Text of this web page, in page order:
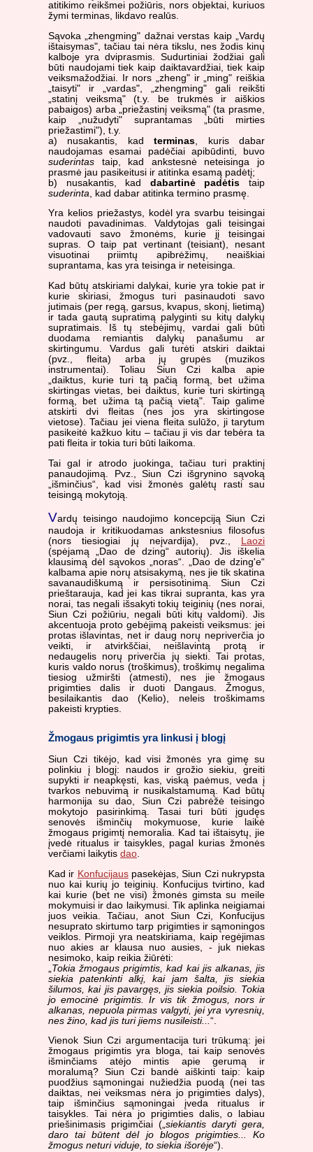
atitikimo reikšmei požiūris, nors objektai, kuriuos
žymi terminas, likdavo realūs.
Sąvoka „zhengming" dažnai verstas kaip „Vardų
ištaisymas", tačiau tai nėra tikslu, nes žodis kinų
kalboje yra dviprasmis. Sudurtiniai žodžiai gali
būti naudojami tiek kaip daiktavardžiai, tiek kaip
veiksmažodžiai. Ir nors „zheng" ir „ming" reiškia
„taisyti" ir „vardas", „zhengming" gali reikšti
„statinį veiksmą" (t.y. be trukmės ir aiškios
pabaigos) arba „priežastinį veiksmą" (ta prasme,
kaip „nužudyti" suprantamas „būti mirties
priežastimi"), t.y.
a) nusakantis, kadterminas , kuris dabar
naudojamas esamai padėčiai apibūdinti, buvo
suderintas taip, kad ankstesnė neteisinga jo
prasmė jau pasikeitusi ir atitinka esamą padėtį;
b) nusakantis, kad dabartinė padėtis taip
suderinta , kad dabar atitinka termino prasmę.
Yra kelios priežastys, kodėl yra svarbu teisingai
naudoti pavadinimas. Valdytojas gali teisingai
vadovauti savo žmonėms, kurie jį teisingai
supras. O taip pat vertinant (teisiant), nesant
visuotinai priimtų apibrėžimų, neaiškiai
suprantama, kas yra teisinga ir neteisinga.
Kad būtų atskiriami dalykai, kurie yra tokie pat ir
kurie skiriasi, žmogus turi pasinaudoti savo
jutimais (per regą, garsus, kvapus, skonį, lietimą)
ir tada gautą supratimą palyginti su kitų dalykų
supratimais. Iš tų stebėjimų, vardai gali būti
duodama remiantis dalykų panašumu ar
skirtingumu. Vardus gali turėti atskiri daiktai
(pvz., fleita) arba jų grupės (muzikos
instrumentai). Toliau Siun Czi kalba apie
„daiktus, kurie turi tą pačią formą, bet užima
skirtingas vietas, bei daiktus, kurie turi skirtingą
formą, bet užima tą pačią vietą". Taip galime
atskirti dvi fleitas (nes jos yra skirtingose
vietose). Tačiau jei viena fleita sulūžo, ji tarytum
pasikeitė kažkuo kitu – tačiau ji vis dar tebėra ta
pati fleita ir tokia turi būti laikoma.
Tai gal ir atrodo juokinga, tačiau turi praktinį
panaudojimą. Pvz., Siun Czi išgrynino sąvoką
„išminčius“, kad visi žmonės galėtų rasti sau
teisingą mokytoją.
Vardų teisingo naudojimo koncepciją Siun Czi
naudoja ir kritikuodamas ankstesnius filosofus
(nors tiesiogiai jų neįvardija), pvz., Laozi
(spėjamą „Dao de dzing“ autorių). Jis iškelia
klausimą dėl sąvokos „noras“. „Dao de dzing'e“
kalbama apie norų atsisakymą, nes jie tik skatina
savanaudiškumą ir persisotinimą. Siun Czi
prieštarauja, kad jei kas tikrai supranta, kas yra
norai, tas negali išsakyti tokių teiginių (nes norai,
Siun Czi požiūriu, negali būti kitų valdomi). Jis
akcentuoja proto gebėjimą pakeisti veiksmus: jei
protas išlavintas, net ir daug norų nepriverčia jo
veikti, ir atvirkščiai, neišlavintą protą ir
nedaugelis norų priverčia jų siekti. Tai protas,
kuris valdo norus (troškimus), troškimų negalima
tiesiog užmiršti (atmesti), nes jie žmogaus
prigimties dalis ir duoti Dangaus. Žmogus,
besilaikantis dao (Kelio), neleis troškimams
pakeisti krypties.
Žmogaus prigimtis yra linkusi į blogį
Siun Czi tikėjo, kad visi žmonės yra gimę su
polinkiu į blogį: naudos ir grožio siekiu, greiti
supykti ir neapkęsti, kas, viską paėmus, veda į
tvarkos nebuvimą ir nusikalstamumą. Kad būtų
harmonija su dao, Siun Czi pabrėžė teisingo
mokytojo pasirinkimą. Tasai turi būti įgudęs
senovės išminčių mokymuose, kurie laikė
žmogaus prigimtį nemoralia. Kad tai ištaisytų, jie
įvedė ritualus ir taisykles, pagal kurias žmonės
verčiami laikytis dao
Kad ir Konfucijauspasekėjas, Siun Czi nukrypsta
nuo kai kurių jo teiginių. Konfucijus tvirtino, kad
kai kurie (bet ne visi) žmonės gimsta su meile
mokymuisi ir dao laikymusi. Tik aplinka neigiamai
juos veikia. Tačiau, anot Siun Czi, Konfucijus
nesuprato skirtumo tarp prigimties ir sąmoningos
veiklos. Pirmoji yra neatskiriama, kaip regėjimas
nuo akies ar klausa nuo ausies, - juk niekas
nesimoko, kaip reikia žiūrėti:
Tokia žmogaus prigimtis, kad kai jis alkanas, jis
siekia patenkinti alkį, kai jam šalta, jis siekia
šilumos, kai jis pavargęs, jis siekia poilsio. Tokia
jo emocinė prigimtis. Ir vis tik žmogus, nors ir
alkanas, nepuola pirmas valgyti, jei yra vyresnių,
nes žino, kad jis turi jiems nusileisti... “.
Vienok Siun Czi argumentacija turi trūkumą: jei
žmogaus prigimtis yra bloga, tai kaip senovės
išminčiams atėjo mintis apie gerumą ir
moralumą? Siun Czi bandė aiškinti taip: kaip
puodžius sąmoningai nužiedžia puodą (nei tas
daiktas, nei veiksmas nėra jo prigimties dalys),
taip išminčius sąmoningai įveda ritualus ir
taisykles. Tai nėra jo prigimties dalis, o labiau
priešinimasis prigimčiai („siekiantis daryti gera,
daro tai būtent dėl jo blogos prigimties... Ko
žmogus neturi viduje, to siekia išorėje“).